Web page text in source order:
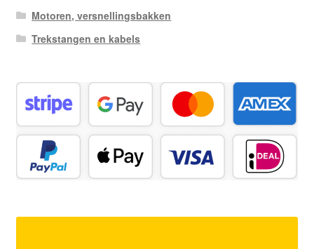
Motoren, versnellingsbakken
Trekstangen en kabels